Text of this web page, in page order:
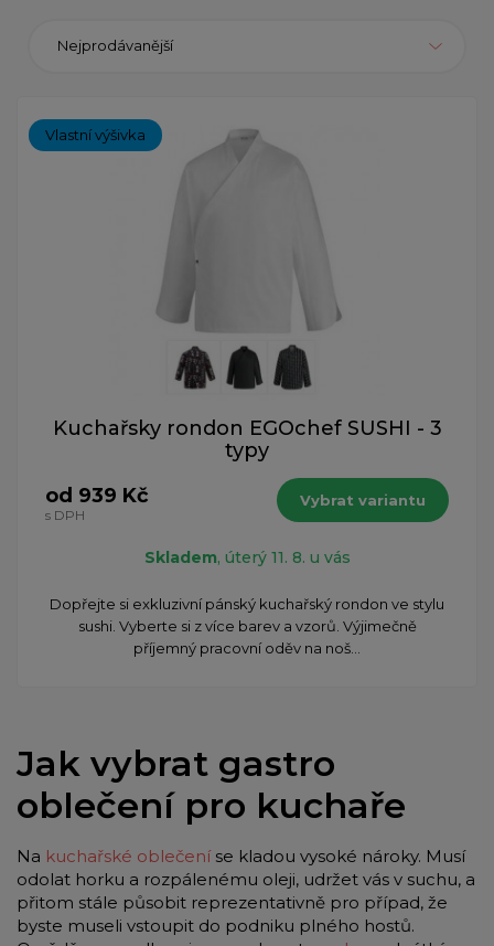
Nejprodávanější
Vlastní výšivka
Kuchařsky rondon EGOchef SUSHI - 3
typy
od 939 Kč
s DPH
Vybrat variantu
Skladem, úterý 11. 8. u vás
Dopřejte si exkluzivní pánský kuchařský rondon ve stylu
sushi. Vyberte si z více barev a vzorů. Výjimečně
příjemný pracovní oděv na noš...
Jak vybrat gastro
oblečení pro kuchaře
Na kuchařské oblečeníse kladou vysoké nároky. Musí
odolat horku a rozpálenému oleji, udržet vás v suchu, a
přitom stále působit reprezentativně pro případ, že
byste museli vstoupit do podniku plného hostů.